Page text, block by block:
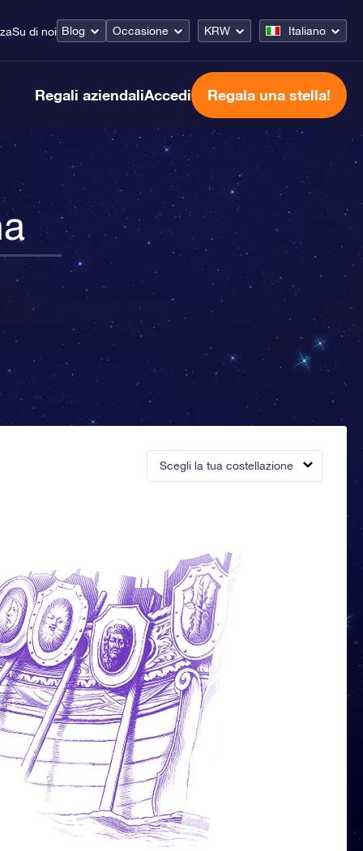
Su di noi Blog Occasione KRW Italiano
Regali aziendaliAccedi Regala una stella!
Scegli la tua costellazione